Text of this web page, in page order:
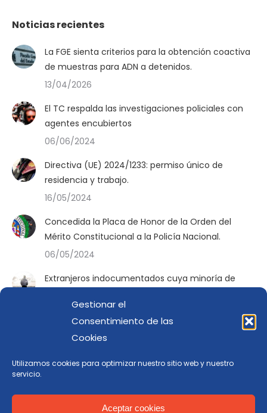
Gestionar el
Consentimiento de las
Cookies
Utilizamos cookies para optimizar nuestro sitio web y nuestro
servicio.
Aceptar cookies
Noticias recientes
La FGE sienta criterios para la obtención coactiva
de muestras para ADN a detenidos.
13/04/2026
El TC respalda las investigaciones policiales con
agentes encubiertos
06/06/2024
Directiva (UE) 2024/1233: permiso único de
residencia y trabajo.
16/05/2024
Concedida la Placa de Honor de la Orden del
Mérito Constitucional a la Policía Nacional.
06/05/2024
Extranjeros indocumentados cuya minoría de
19/04/2024
Nota de corte de la convocatoria en curso para
28/03/2024